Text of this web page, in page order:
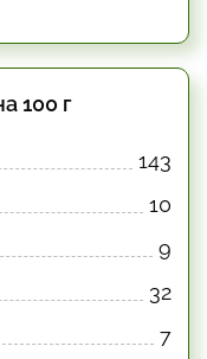
100 г
143
10
9
32
7